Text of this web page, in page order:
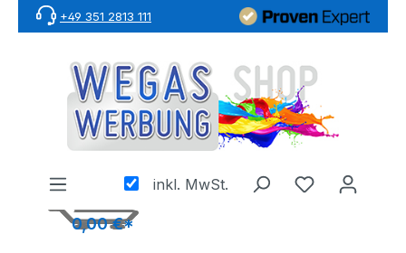
Zum Hauptinhalt springen
+49 351 2813 111
inkl. MwSt.
0,00 €*